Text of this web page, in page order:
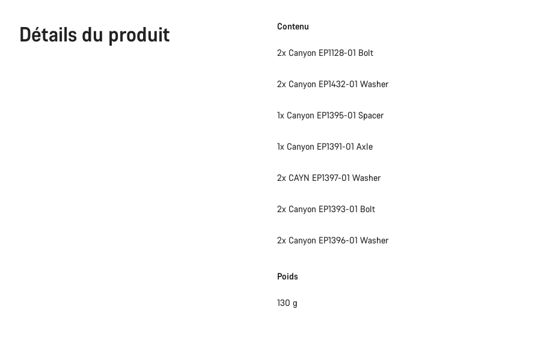
Détails du produit Contenu
2x Canyon EP1128-01 Bolt
2x Canyon EP1432-01 Washer
1x Canyon EP1395-01 Spacer
1x Canyon EP1391-01 Axle
2x CAYN EP1397-01 Washer
2x Canyon EP1393-01 Bolt
2x Canyon EP1396-01 Washer
Poids
130 g